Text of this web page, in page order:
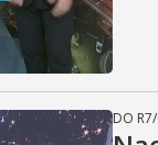
DO R7/